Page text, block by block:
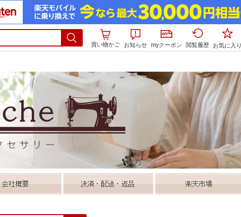
買い物かご お知らせ myクーポン 閲覧履歴 お気に入り